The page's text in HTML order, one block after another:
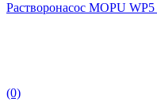
Растворонасос MOPU
(0)